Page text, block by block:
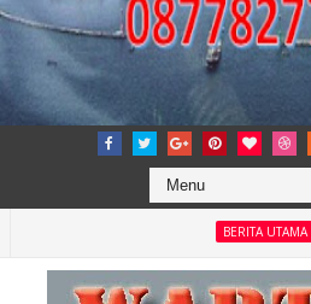
BERITA UTAMA PELABUHAN
4: Pelindo Jasa Maritim